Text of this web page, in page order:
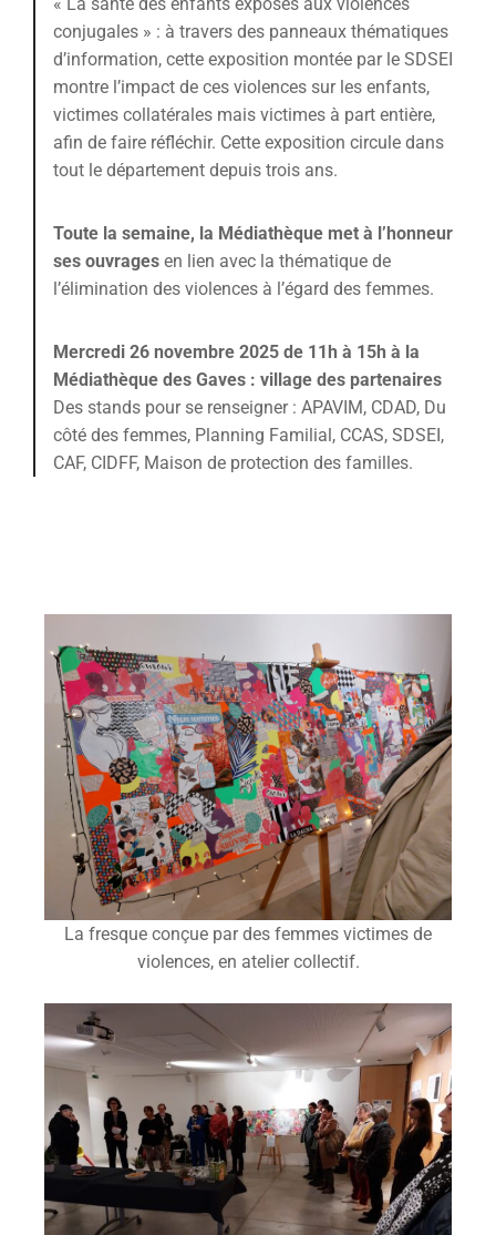
conjugales » : à travers des panneaux thématiques
d’information, cette exposition montée par le SDSEI
montre l’impact de ces violences sur les enfants,
victimes collatérales mais victimes à part entière,
afin de faire réfléchir. Cette exposition circule dans
tout le département depuis trois ans.
Toute la semaine, la Médiathèque met à l’honneur
ses ouvrages en lien avec la thématique de
l’élimination des violences à l’égard des femmes.
Mercredi 26 novembre 2025 de 11h à 15h à la
Médiathèque des Gaves : village des partenaires
Des stands pour se renseigner : APAVIM, CDAD, Du
côté des femmes, Planning Familial, CCAS, SDSEI,
CAF, CIDFF, Maison de protection des familles.
La fresque conçue par des femmes victimes de
violences, en atelier collectif.